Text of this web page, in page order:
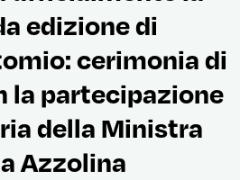
edizione di
cerimonia di
la partecipazione
della Ministra
Azzolina